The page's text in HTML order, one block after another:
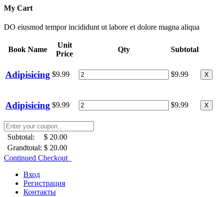
My Cart
DO eiusmod tempor incididunt ut labore et dolore magna aliqua
Book Name
Unit
Price
Qty Subtotal
Adipisicing $9.99 $9.99 X
Adipisicing $9.99 $9.99 X
Subtotal:
$ 20.00
Grandtotal: $ 20.00
Continued Checkout
Вход
Регистрация
Контакты